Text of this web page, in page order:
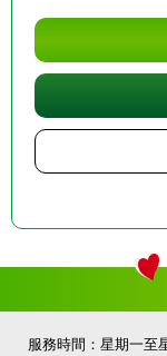
服務時間：星期一至